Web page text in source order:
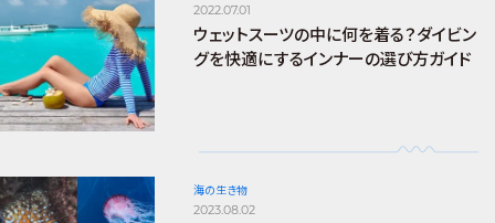
2022.07.01
ウェットスーツの中に何を着る？ダイビン
グを快適にするインナーの選び方ガイド
海の生き物
2023.08.02